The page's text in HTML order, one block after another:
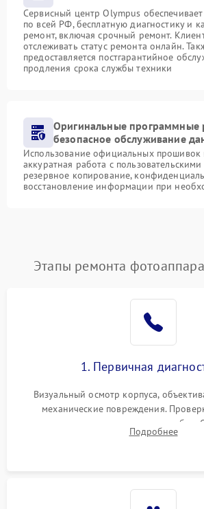
Сервисный центр Olympus
по всей РФ, бесплатную диагностику и
ремонт, включая срочный ремонт.
отслеживать статус ремонта онлайн.
предоставляется постгарантийное
продления срока службы техники
Оригинальные программные
безопасное обслуживание
Использование официальных прошивок
аккуратная работа с
резервное копирование,
восстановление информации при
Этапы ремонта
1. Первичная
Визуальный осмотр корпуса,
механические повреждения.
включение, считывание кодов ошибок.
матрицы и затвора, проверка работы
Подробнее